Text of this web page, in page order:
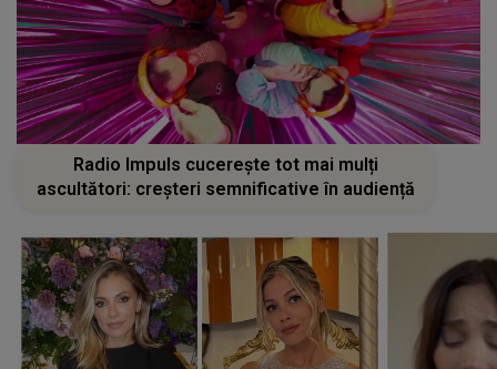
Radio Impuls cucerește tot mai mulți
ascultători: creșteri semnificative în audiență